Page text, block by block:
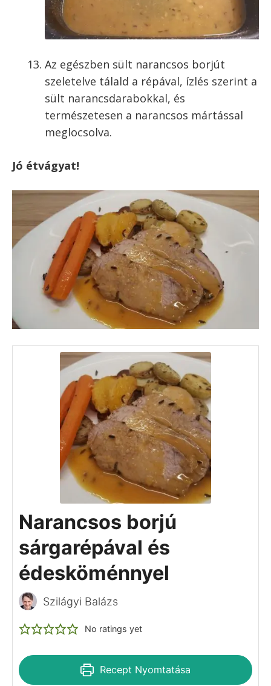
Az egészben sült narancsos borjút
szeletelve tálald a répával, ízlés szerint a
sült narancsdarabokkal, és
természetesen a narancsos mártással
meglocsolva.
Jó étvágyat!
Narancsos borjú
sárgarépával és
édesköménnyel
Szilágyi Balázs
No ratings yet
Recept Nyomtatása